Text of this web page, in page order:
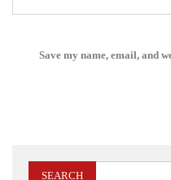
Save my name, email, and